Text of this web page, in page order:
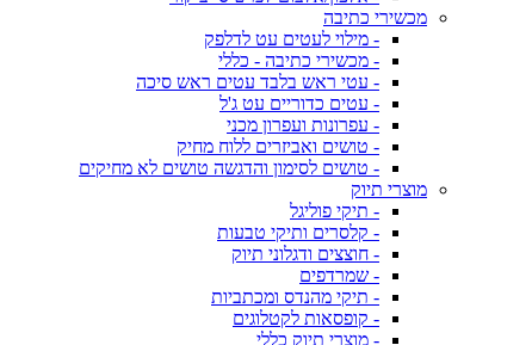
מכשירי כתיבה
- מילוי לעטים עט לדלפק
- מכשירי כתיבה - כללי
- עטי ראש בלבד עטים ראש סיכה
- עטים כדוריים עט ג'ל
- עפרונות ועפרון מכני
- טושים ואביזרים ללוח מחיק
- טושים לסימון והדגשה טושים לא מחיקים
מוצרי תיוק
- תיקי פוליגל
- קלסרים ותיקי טבעות
- חוצצים ודגלוני תיוק
- שמרדפים
- תיקי מהנדס ומכתביות
- קופסאות לקטלוגים
- מוצרי תיוק כללי